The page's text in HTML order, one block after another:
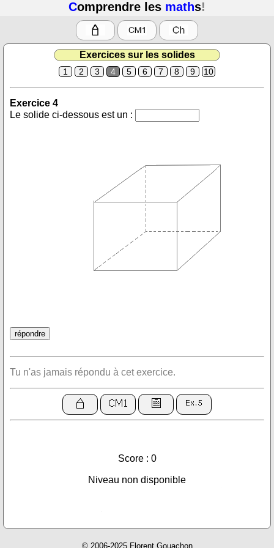
Comprendre les maths!
Exercices sur les solides
1 2 3 4 5 6 7 8 9 10
Exercice 4
Le solide ci-dessous est un :
Tu n'as jamais répondu à cet exercice.
Score : 0
Niveau non disponible
© 2006-2025 Florent Gouachon